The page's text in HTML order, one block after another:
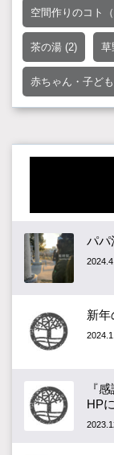
空間作りのコト（
茶の湯 (2) 草
赤ちゃん・子ど
パパ
新
『
HP